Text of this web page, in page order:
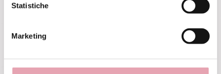
Statistiche
Marketing